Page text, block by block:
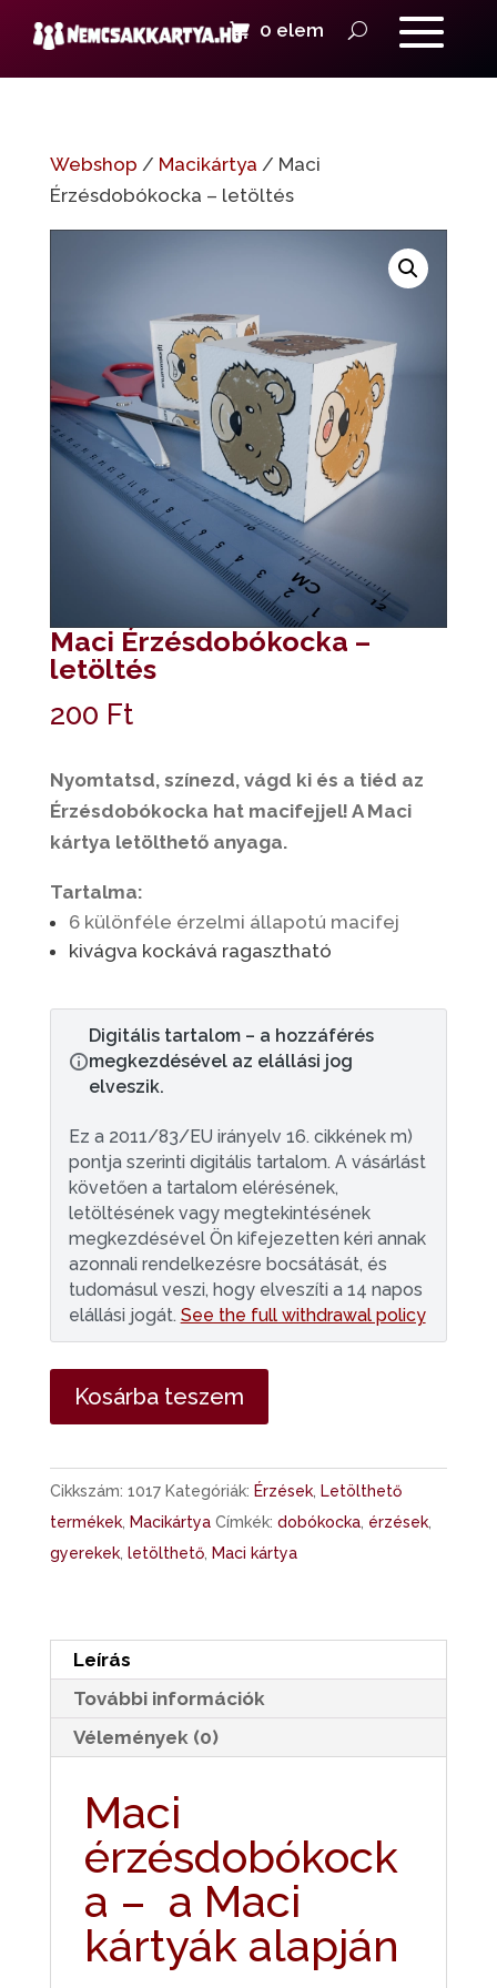
0 elem
Webshop / Macikártya / Maci
Érzésdobókocka – letöltés
Maci Érzésdobókocka –
letöltés
200 Ft
Nyomtatsd, színezd, vágd ki és a tiéd az
Érzésdobókocka hat macifejjel! A Maci
kártya letölthető anyaga.
Tartalma:
6 különféle érzelmi állapotú macifej
kivágva kockává ragasztható
Digitális tartalom – a hozzáférés
megkezdésével az elállási jog
elveszik.
Ez a 2011/83/EU irányelv 16. cikkének m)
pontja szerinti digitális tartalom. A vásárlást
követően a tartalom elérésének,
letöltésének vagy megtekintésének
megkezdésével Ön kifejezetten kéri annak
azonnali rendelkezésre bocsátását, és
tudomásul veszi, hogy elveszíti a 14 napos
elállási jogát. See the full withdrawal policy
MaciKosárba teszem
Cikkszám: 1017 Kategóriák: Érzések, Letölthető
termékek, Macikártya Címkék: dobókocka, érzések,
gyerekek, letölthető, Maci kártya
Leírás
További információk
Vélemények (0)
Maci
érzésdobókock
a – a Maci
kártyák alapján